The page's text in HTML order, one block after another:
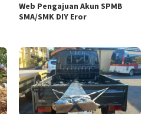
Web Pengajuan Akun SPMB
SMA/SMK DIY Eror